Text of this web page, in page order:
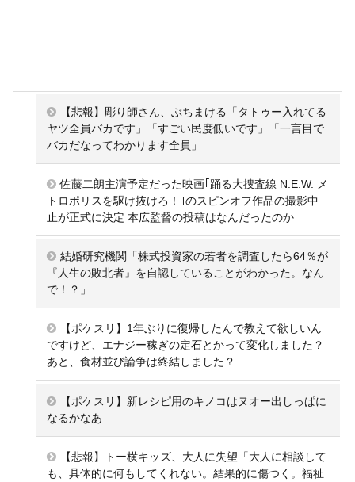
【悲報】彫り師さん、ぶちまける「タトゥー入れてる
ヤツ全員バカです」「すごい民度低いです」「一言目で
バカだなってわかります全員」
佐藤二朗主演予定だった映画｢踊る大捜査線 N.E.W. メ
トロポリスを駆け抜けろ！｣のスピンオフ作品の撮影中
止が正式に決定 本広監督の投稿はなんだったのか
結婚研究機関「株式投資家の若者を調査したら64％が
『人生の敗北者』を自認していることがわかった。なん
で！？」
【ポケスリ】1年ぶりに復帰したんで教えて欲しいん
ですけど、エナジー稼ぎの定石とかって変化しました？
あと、食材並び論争は終結しました？
【ポケスリ】新レシピ用のキノコはヌオー出しっぱに
なるかなあ
【悲報】トー横キッズ、大人に失望「大人に相談して
も、具体的に何もしてくれない。結果的に傷つく。福祉